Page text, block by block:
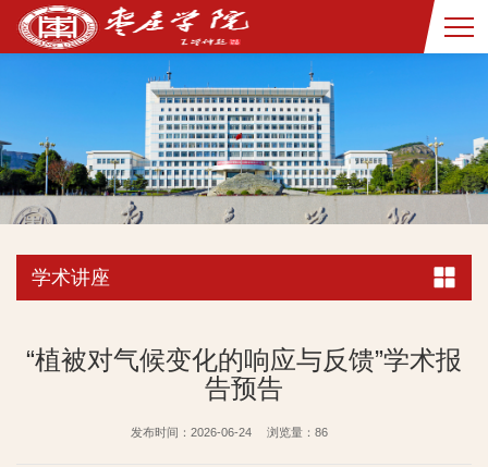
学术讲座
“植被对气候变化的响应与反馈”学术报
告预告
发布时间：2026-06-24 浏览量： 86